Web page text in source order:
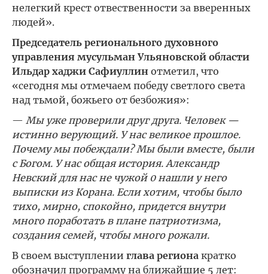
нелегкий крест отвественности за вверенных
людей».
Председатель регионального духовного
управления мусульман Ульяновской области
Ильдар хаджи Сафиуллин отметил, что
«сегодня мы отмечаем победу светлого света
над тьмой, божьего от безбожия»:
— Мы уже проверили друг друга. Человек —
истинно верующий. У нас великое прошлое.
Почему мы побеждали? Мы были вместе, были
с Богом. У нас общая история. Александр
Невский для нас не чужой 0 нашли у него
выписки из Корана. Если хотим, чтобы было
тихо, мирно, спокойно, придется внутри
много поработать в плане патриотизма,
создания семей, чтобы много рожали.
В своем выступлении глава региона кратко
обозначил программу на ближайшие 5 лет: